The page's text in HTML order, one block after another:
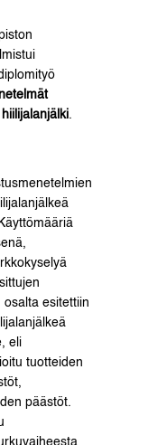
.
esitettiin
eli
tuotteiden
päästöt.